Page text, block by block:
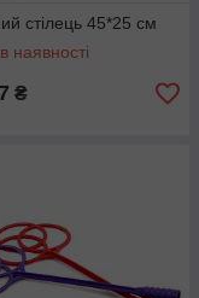
стілець 45*25 см
наявності
₴